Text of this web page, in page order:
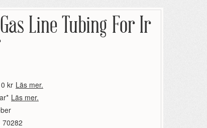
Line Tubing For Ir
kr Läs mer.
Läs mer.
70282